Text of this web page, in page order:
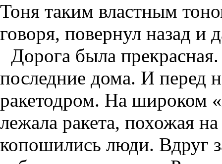
Тоня таким властным
говоря, повернул назад и
Дорога была
последние дома. И перед
ракетодром. На широком
лежала ракета, похожая
копошились люди. Вдруг